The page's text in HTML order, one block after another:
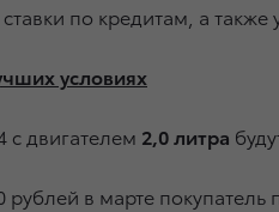
по кредитам, а
условиях
двигателем 2,0 литра
рублей в марте